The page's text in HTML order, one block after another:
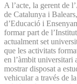
A l’acte, la gerent de
de Catalunya i
d’Educació i
formar part de
actualment set
que les activitats
en l’àmbit universitari
mostrar disposat a
vehicular a través de